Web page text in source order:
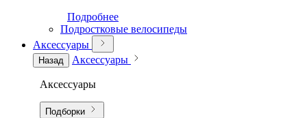
Подробнее
Подростковые велосипеды
Аксессуары
Назад Аксессуары
Аксессуары
Подборки